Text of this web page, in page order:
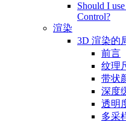
Should I
Control?
渲染
3D 渲染的
前言
纹理
带状
深度
透明
多采